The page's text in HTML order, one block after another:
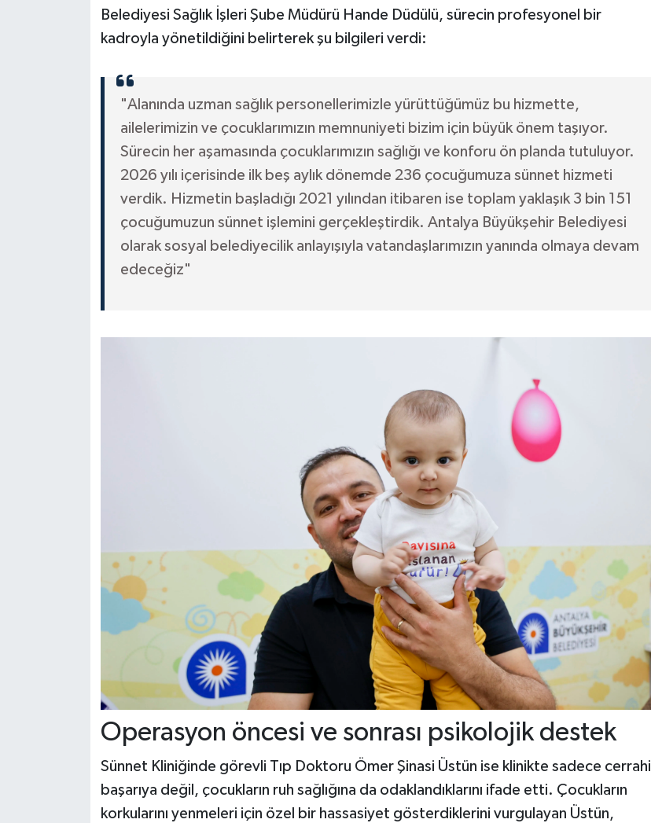
Belediyesi Sağlık İşleri Şube Müdürü Hande Düdülü, sürecin profesyonel bir
kadroyla yönetildiğini belirterek şu bilgileri verdi:
"Alanında uzman sağlık personellerimizle yürüttüğümüz bu hizmette,
ailelerimizin ve çocuklarımızın memnuniyeti bizim için büyük önem taşıyor.
Sürecin her aşamasında çocuklarımızın sağlığı ve konforu ön planda tutuluyor.
2026 yılı içerisinde ilk beş aylık dönemde 236 çocuğumuza sünnet hizmeti
verdik. Hizmetin başladığı 2021 yılından itibaren ise toplam yaklaşık 3 bin 151
çocuğumuzun sünnet işlemini gerçekleştirdik. Antalya Büyükşehir Belediyesi
olarak sosyal belediyecilik anlayışıyla vatandaşlarımızın yanında olmaya devam
edeceğiz"
Operasyon öncesi ve sonrası psikolojik destek
Sünnet Kliniğinde görevli Tıp Doktoru Ömer Şinasi Üstün ise klinikte sadece cerrahi
başarıya değil, çocukların ruh sağlığına da odaklandıklarını ifade etti. Çocukların
korkularını yenmeleri için özel bir hassasiyet gösterdiklerini vurgulayan Üstün,